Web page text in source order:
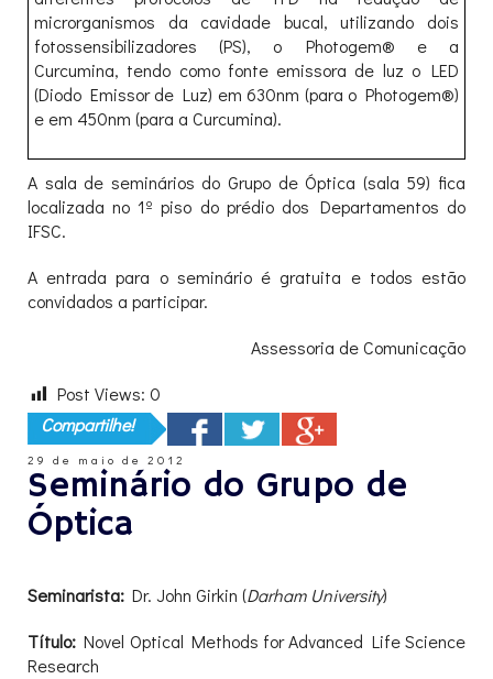
microrganismos da cavidade bucal, utilizando dois
fotossensibilizadores (PS), o Photogem® e a
Curcumina, tendo como fonte emissora de luz o LED
(Diodo Emissor de Luz) em 630nm (para o Photogem®)
e em 450nm (para a Curcumina).
A sala de seminários do Grupo de Óptica (sala 59) fica
localizada no 1º piso do prédio dos Departamentos do
IFSC.
A entrada para o seminário é gratuita e todos estão
convidados a participar.
Assessoria de Comunicação
Post Views: 0
Compartilhe!
29 de maio de 2012
Seminário do Grupo de
Óptica
Seminarista: Dr. John Girkin (Darham University)
Título: Novel Optical Methods for Advanced Life Science
Research